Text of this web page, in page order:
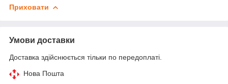
Приховати
Умови доставки
Доставка здійснюється тільки по передоплаті.
Нова Пошта